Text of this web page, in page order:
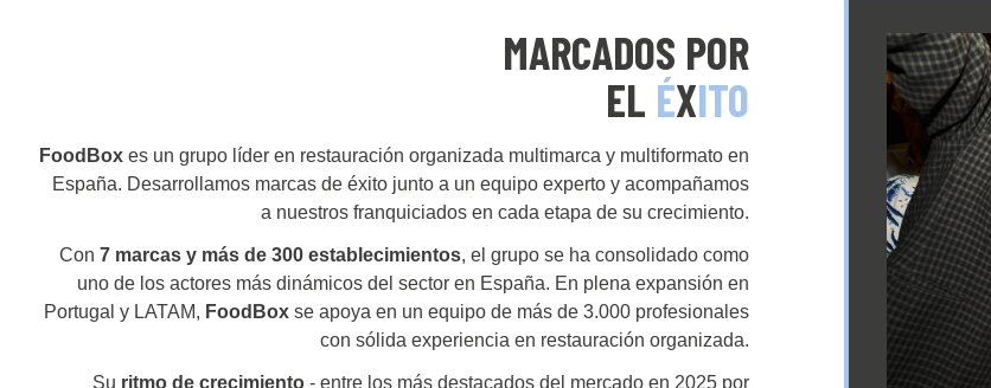
MARCADOS POR
EL ÉXITO
FoodBox es un grupo líder en restauración organizada multimarca y multiformato en
España. Desarrollamos marcas de éxito junto a un equipo experto y acompañamos
a nuestros franquiciados en cada etapa de su crecimiento.
Con 7 marcas y más de 300 establecimientos, el grupo se ha consolidado como
uno de los actores más dinámicos del sector en España. En plena expansión en
Portugal y LATAM, FoodBox se apoya en un equipo de más de 3.000 profesionales
con sólida experiencia en restauración organizada.
Su ritmo de crecimiento - entre los más destacados del mercado en 2025 por